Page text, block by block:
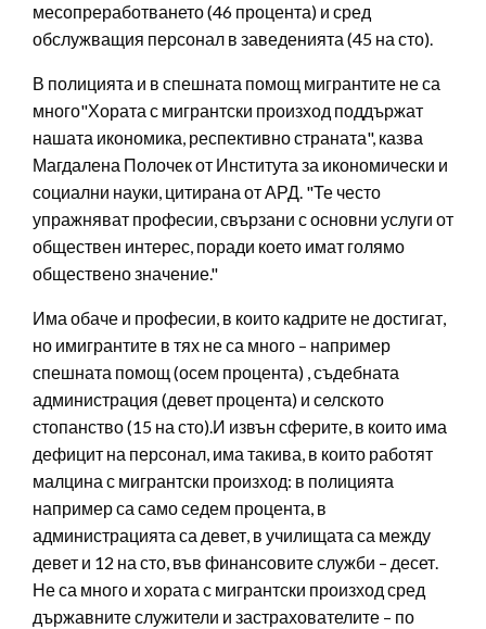
месопреработването (46 процента) и сред
обслужващия персонал в заведенията (45 на сто).
В полицията и в спешната помощ мигрантите не са
много"Хората с мигрантски произход поддържат
нашата икономика, респективно страната", казва
Магдалена Полочек от Института за икономически и
социални науки, цитирана от АРД. "Те често
упражняват професии, свързани с основни услуги от
обществен интерес, поради което имат голямо
обществено значение."
Има обаче и професии, в които кадрите не достигат,
но имигрантите в тях не са много – например
спешната помощ (осем процента) , съдебната
администрация (девет процента) и селското
стопанство (15 на сто).И извън сферите, в които има
дефицит на персонал, има такива, в които работят
малцина с мигрантски произход: в полицията
например са само седем процента, в
администрацията са девет, в училищата са между
девет и 12 на сто, във финансовите служби – десет.
Не са много и хората с мигрантски произход сред
държавните служители и застрахователите – по